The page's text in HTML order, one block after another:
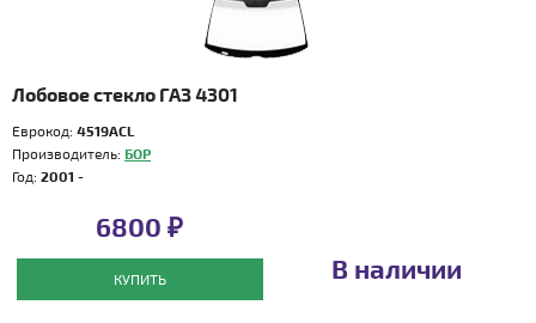
Лобовое стекло ГАЗ 4301
Еврокод: 4519ACL
Производитель: БОР
Год: 2001 -
6800 ₽
КУПИТЬ В наличии